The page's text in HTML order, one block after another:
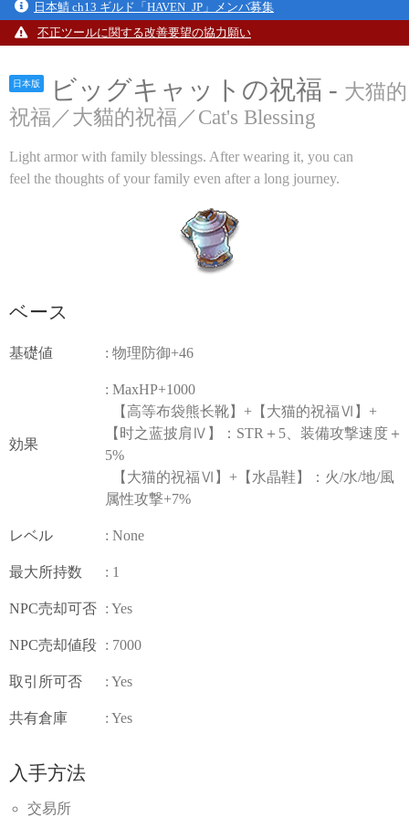
日本鯖 ch13 ギルド「HAVEN_JP」メンバ募集
不正ツールに関する改善要望の協力願い
日本版 ビッグキャットの祝福 - 大猫的
祝福／大貓的祝福／Cat's Blessing
Light armor with family blessings. After wearing it, you can
feel the thoughts of your family even after a long journey.
ベース
基礎値 : 物理防御+46
効果
: MaxHP+1000
【高等布袋熊长靴】+【大猫的祝福Ⅵ】+
【时之蓝披肩Ⅳ】：STR＋5、装備攻撃速度＋
5%
【大猫的祝福Ⅵ】+【水晶鞋】：火/水/地/風
属性攻撃+7%
レベル : None
最大所持数 : 1
NPC売却可否 : Yes
NPC売却値段 : 7000
取引所可否 : Yes
共有倉庫 : Yes
入手方法
交易所